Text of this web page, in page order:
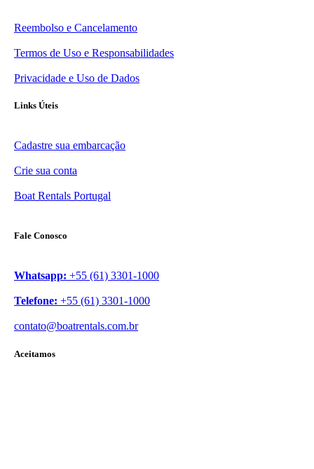
Reembolso e Cancelamento
Termos de Uso e Responsabilidades
Privacidade e Uso de Dados
Links Úteis
Cadastre sua embarcação
Crie sua conta
Boat Rentals Portugal
Fale Conosco
Whatsapp: +55 (61) 3301-1000
Telefone: +55 (61) 3301-1000
contato@boatrentals.com.br
Aceitamos